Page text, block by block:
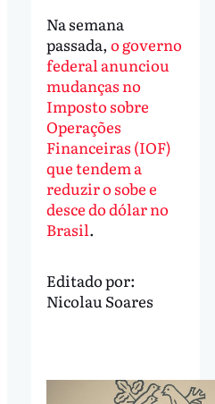
Na semana
passada, o governo
federal anunciou
mudanças no
Imposto sobre
Operações
Financeiras (IOF)
que tendem a
reduzir o sobe e
desce do dólar no
Brasil.
Editado por:
Nicolau Soares